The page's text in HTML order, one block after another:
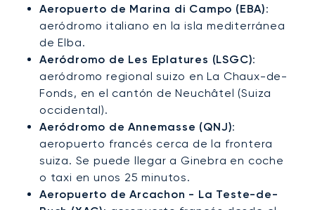
Aeropuerto de Marina di Campo (EBA):
aeródromo italiano en la isla mediterránea
de Elba.
Aeródromo de Les Eplatures (LSGC):
aeródromo regional suizo en La Chaux-de-
Fonds, en el cantón de Neuchâtel (Suiza
occidental).
Aeródromo de Annemasse (QNJ):
aeropuerto francés cerca de la frontera
suiza. Se puede llegar a Ginebra en coche
o taxi en unos 25 minutos.
Aeropuerto de Arcachon - La Teste-de-